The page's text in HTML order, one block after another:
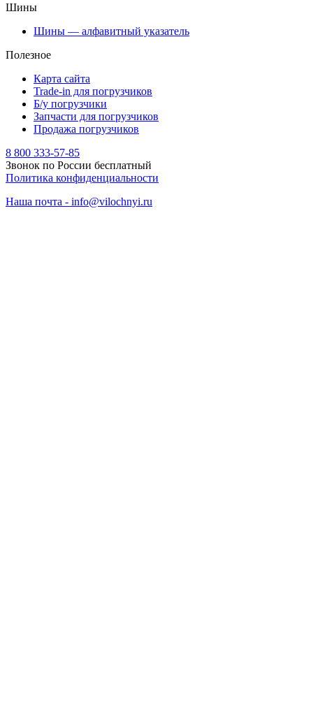
Шины
Шины — алфавитный указатель
Полезное
Карта сайта
Trade-in для погрузчиков
Б/у погрузчики
Запчасти для погрузчиков
Продажа погрузчиков
8 800 333-57-85
Звонок по России бесплатный
Политика конфиденциальности
Наша почта - info@vilochnyi.ru